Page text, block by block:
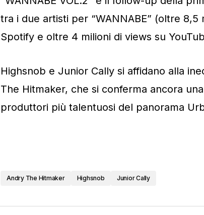
tra i due artisti per “WANNABE” (oltre 8,5
Spotify e oltre 4 milioni di views su
Highsnob e Junior Cally si affidano alla
The Hitmaker, che si conferma ancora
produttori più talentuosi del panorama
Andry The Hitmaker Highsnob Junior Cally